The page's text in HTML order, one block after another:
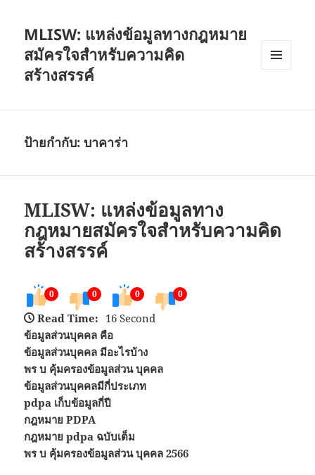
MLISW: แหล่งข้อมูลทางกฎหมาย
สมัครใจสำหรับความคิด
สร้างสรรค์
ป้ายกำกับ:บาคาร่า
MLISW: แหล่งข้อมูลทาง
กฎหมายสมัครใจสำหรับความคิด
สร้างสรรค์
0 0 0 0
Read Time: 16 Second
ข้อมูลส่วนบุคคล คือ
ข้อมูลส่วนบุคคล มีอะไรบ้าง
พร บ คุ้มครองข้อมูลส่วน บุคคล
ข้อมูลส่วนบุคคลมีกี่ประเภท
pdpa เก็บข้อมูลกี่ปี
กฎหมาย PDPA
กฎหมาย pdpa ฉบับเต็ม
พร บ คุ้มครองข้อมูลส่วน บุคคล 2566